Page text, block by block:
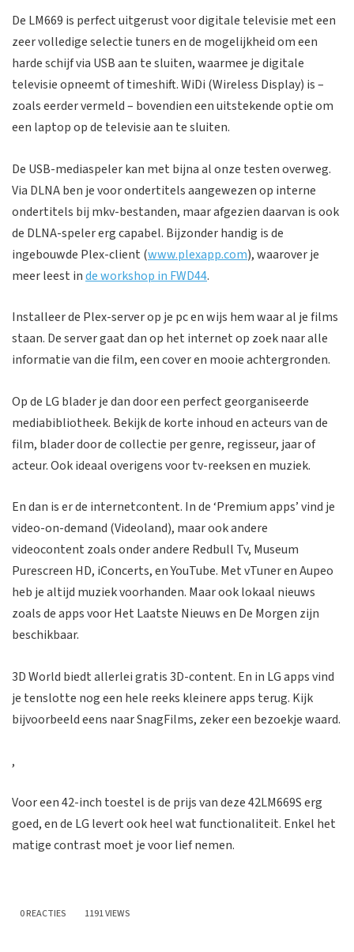
De LM669 is perfect uitgerust voor digitale televisie met een
zeer volledige selectie tuners en de mogelijkheid om een
harde schijf via USB aan te sluiten, waarmee je digitale
televisie opneemt of timeshift. WiDi (Wireless Display) is –
zoals eerder vermeld – bovendien een uitstekende optie om
een laptop op de televisie aan te sluiten.
De USB-mediaspeler kan met bijna al onze testen overweg.
Via DLNA ben je voor ondertitels aangewezen op interne
ondertitels bij mkv-bestanden, maar afgezien daarvan is ook
de DLNA-speler erg capabel. Bijzonder handig is de
ingebouwde Plex-client (www.plexapp.com), waarover je
meer leest inde workshop in FWD44.
Installeer de Plex-server op je pc en wijs hem waar al je films
staan. De server gaat dan op het internet op zoek naar alle
informatie van die film, een cover en mooie achtergronden.
Op de LG blader je dan door een perfect georganiseerde
mediabibliotheek. Bekijk de korte inhoud en acteurs van de
film, blader door de collectie per genre, regisseur, jaar of
acteur. Ook ideaal overigens voor tv-reeksen en muziek.
En dan is er de internetcontent. In de ‘Premium apps’ vind je
video-on-demand (Videoland), maar ook andere
videocontent zoals onder andere Redbull Tv, Museum
Purescreen HD, iConcerts, en YouTube. Met vTuner en Aupeo
heb je altijd muziek voorhanden. Maar ook lokaal nieuws
zoals de apps voor Het Laatste Nieuws en De Morgen zijn
beschikbaar.
3D World biedt allerlei gratis 3D-content. En in LG apps vind
je tenslotte nog een hele reeks kleinere apps terug. Kijk
bijvoorbeeld eens naar SnagFilms, zeker een bezoekje waard.
,
Voor een 42-inch toestel is de prijs van deze 42LM669S erg
goed, en de LG levert ook heel wat functionaliteit. Enkel het
matige contrast moet je voor lief nemen.
0 REACTIES 1191 VIEWS